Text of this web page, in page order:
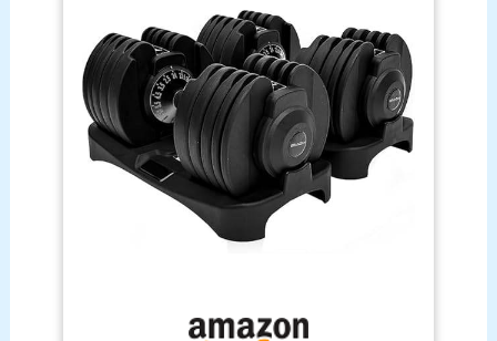
poids, des charges légères jusqu'à 20 kg, vous
permettant de progresser à votre rythme en
fonction de vos objectifs. Cette Set d'haltères
réglable est idéale pour les débutants et les
utilisateurs avancés, adaptable à chaque phase
d'entraînement
CONFORTABLE ET SÉCURISÉ : La
barre de connexion est dotée d'une mousse
antidérapante absorbant la transpiration pour
plus de confort, et sa poignée ergonomique
s'adapte à la paume de votre main, améliorant la
friction. Les disques sont recouverts d'un
glissement éventuel
COMPACT ET FACILE À